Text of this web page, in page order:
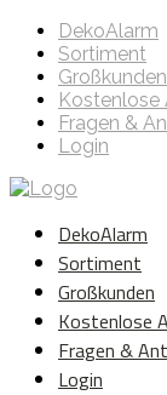
DekoAlarm
Sortiment
Großkunden
Kostenlose
Fragen &
Login
DekoAlarm
Sortiment
Großkunden
Kostenlose
Fragen &
Login